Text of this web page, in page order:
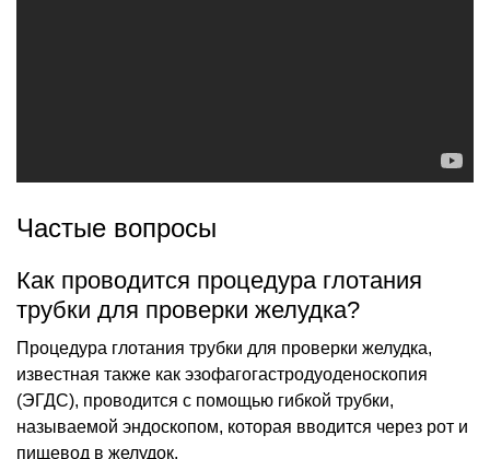
Частые вопросы
Как проводится процедура глотания
трубки для проверки желудка?
Процедура глотания трубки для проверки желудка,
известная также как эзофагогастродуоденоскопия
(ЭГДС), проводится с помощью гибкой трубки,
называемой эндоскопом, которая вводится через рот и
пищевод в желудок.